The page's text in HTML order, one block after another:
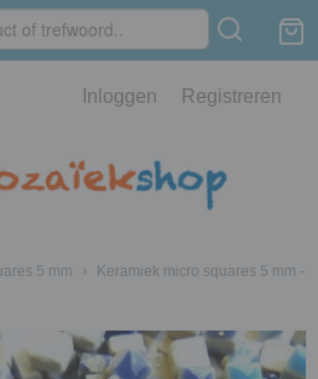
Inloggen Registreren
5 mm ›
Keramiek micro squares 5 mm -